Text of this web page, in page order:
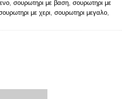
, σουρωτηρι με βαση, σουρωτηρι με
με χερι, σουρωτηρι μεγαλο,